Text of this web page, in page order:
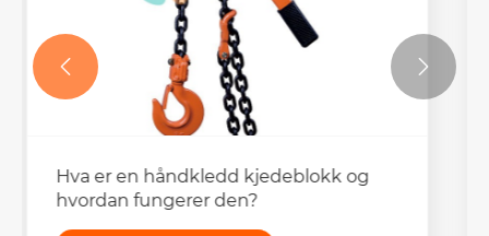
Hvorfor er ledningsremskiver-
strengblokker ideelle for tunge
overføringslinjer?
 